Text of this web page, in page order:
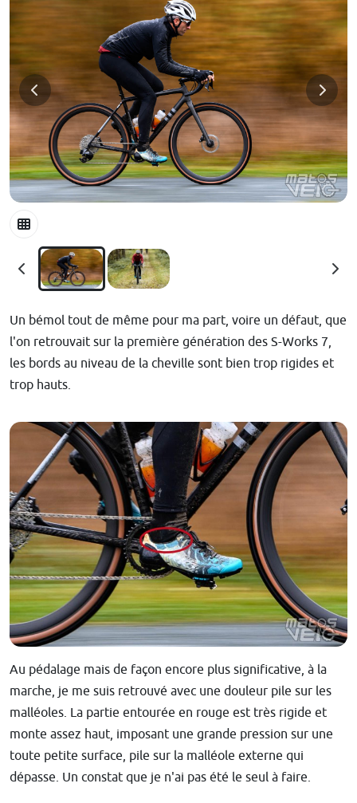
Un bémol tout de même pour ma part, voire un défaut, que
l'on retrouvait sur la première génération des S-Works 7,
les bords au niveau de la cheville sont bien trop rigides et
trop hauts.
Au pédalage mais de façon encore plus significative, à la
marche, je me suis retrouvé avec une douleur pile sur les
malléoles. La partie entourée en rouge est très rigide et
monte assez haut, imposant une grande pression sur une
toute petite surface, pile sur la malléole externe qui
dépasse. Un constat que je n'ai pas été le seul à faire.